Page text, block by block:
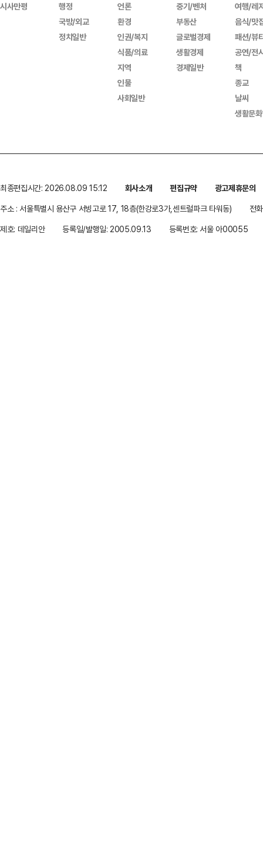
시사만평
행정
국방/외교
정치일반
언론
환경
인권/복지
식품/의료
지역
인물
사회일반
중기/벤처
부동산
글로벌경제
생활경제
경제일반
여행/레
음식/맛
패션/뷰
공연/전
책
종교
날씨
생활문
최종편집시간: 2026.08.09 15:12 회사소개 편집규약
광고제휴문의
주소 : 서울특별시 용산구 서빙고로 17, 18층(한강로3가,센트럴파크 타워동)
전
제호: 데일리안
등록일/발행일: 2005.09.13 등록번호: 서울 아00055